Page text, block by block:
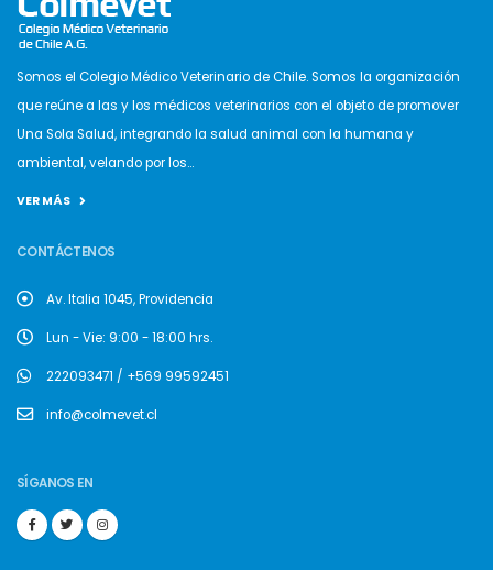
Somos el Colegio Médico Veterinario de Chile. Somos la organización
que reúne a las y los médicos veterinarios con el objeto de promover
Una Sola Salud, integrando la salud animal con la humana y
ambiental, velando por los...
VER MÁS
CONTÁCTENOS
Av. Italia 1045, Providencia
Lun - Vie: 9:00 - 18:00 hrs.
222093471 / +569 99592451
info@colmevet.cl
SÍGANOS EN